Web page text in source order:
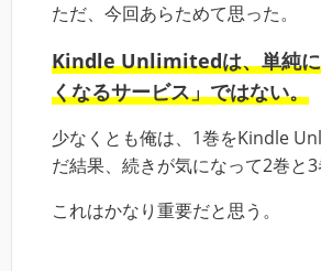
ただ、今回あらためて思った。
Kindle Unlimitedは、単純に
くなるサービス」ではない。
少なくとも俺は、1巻をKindle
だ結果、続きが気になって2巻と3
これはかなり重要だと思う。